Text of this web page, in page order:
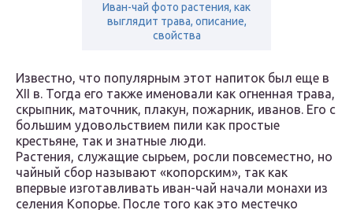
Иван-чай фото растения, как
выглядит трава, описание,
свойства
Известно, что популярным этот напиток был еще в
XII в. Тогда его также именовали как огненная трава,
скрыпник, маточник, плакун, пожарник, иванов. Его с
большим удовольствием пили как простые
крестьяне, так и знатные люди.
Растения, служащие сырьем, росли повсеместно, но
чайный сбор называют «копорским», так как
впервые изготавливать иван-чай начали монахи из
селения Копорье. После того как это местечко